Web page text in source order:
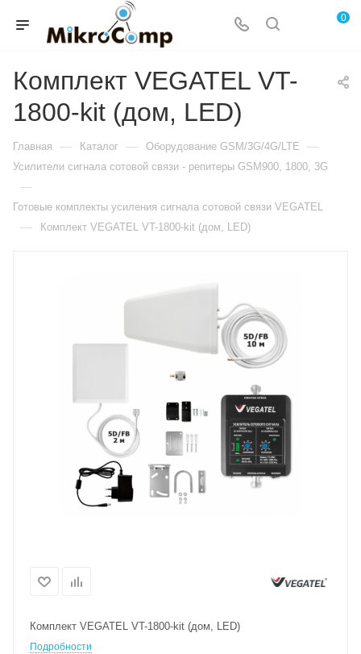
0
Комплект VEGATEL VT-
1800-kit (дом, LED)
Главная — Каталог — Оборудование GSM/3G/4G/LTE —
Усилители сигнала сотовой связи - репитеры GSM900, 1800, 3G
—
Готовые комплекты усиления сигнала сотовой связи VEGATEL
— Комплект VEGATEL VT-1800-kit (дом, LED)
Комплект VEGATEL VT-1800-kit (дом, LED)
Подробности